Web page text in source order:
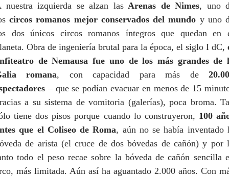
nuestra izquierda se alzan lasArenas de Nimes, uno
circos romanos mejor conservados del mundo y uno
dos únicos circos romanos íntegros que quedan en
Obra de ingeniería brutal para la época, el siglo I dC,
de Nemausa fue uno de los más grandes de
romana, con capacidad para más de
– que se podían evacuar en menos de 15
a su sistema de vomitoria (galerías), poca broma.
tiene dos pisos porque cuando lo construyeron, 100
que el Coliseo de Roma, aún no se había inventado
de arista (el cruce de dos bóvedas de cañón) y por
todo el peso recae sobre la bóveda de cañón sencilla
más limitada. Aún así ha aguantado 2.000 años. Con